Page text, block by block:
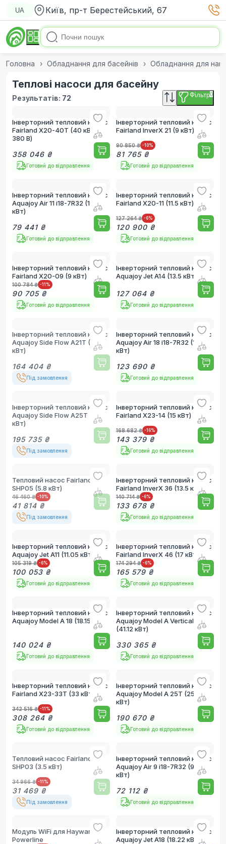
UA Київ, пр-т Берестейський, 67
Головна Обладнання для басейнів Обладнання для
Теплові насоси для басейну
Результатів: 72 Фільтр0
Інверторний тепловий насос
Fairland X20-40T (40 кВт,
380 В)
358 046 ₴
Готовий до відправлення
Інверторний тепловий насос
Fairland InverX 21 (9 кВт)
90 850 ₴ -10%
81 765 ₴
Готовий до відправлення
Інверторний тепловий насос
Aquajoy Air 11 i18-7R32 (11.18
кВт)
79 441 ₴
Готовий до відправлення
Інверторний тепловий насос
Fairland X20-11 (11.5 кВт)
127 264 ₴ -6%
120 900 ₴
Готовий до відправлення
Інверторний тепловий насос
Fairland X20-09 (9 кВт)
100 784 ₴ -11 %
90 705 ₴
Готовий до відправлення
Інверторний тепловий насос
Aquajoy Jet A14 (13.5 кВт)
127 064 ₴
Готовий до відправлення
Інверторний тепловий насос
Aquajoy Side Flow A21T (21.32
кВт)
164 404 ₴
Під замовлення
Інверторний тепловий насос
Aquajoy Air 18 i18-7R32 (18.02
кВт)
123 690 ₴
Готовий до відправлення
Інверторний тепловий насос
Aquajoy Side Flow A25T (25.4
кВт)
195 735 ₴
Під замовлення
Інверторний тепловий насос
Fairland X23-14 (15 кВт)
168 682 ₴ -16%
143 379 ₴
Готовий до відправлення
Тепловий насос Fairland
SHP05 (5.8 кВт)
46 460 ₴ -10%
41 814 ₴
Під замовлення
Інверторний тепловий насос
Fairland InverX 36 (13.5 кВт)
140 714 ₴ -6%
133 678 ₴
Готовий до відправлення
Інверторний тепловий насос
Aquajoy Jet A11 (11.05 кВт)
105 319 ₴ -6%
100 053 ₴
Готовий до відправлення
Інверторний тепловий насос
Fairland InverX 46 (17 кВт)
174 294 ₴ -6%
165 579 ₴
Готовий до відправлення
Інверторний тепловий насос
Aquajoy Model A 18 (18.15 кВт)
140 024 ₴
Готовий до відправлення
Інверторний тепловий насос
Aquajoy Model A Vertical 41T
(41.12 кВт)
330 365 ₴
Готовий до відправлення
Інверторний тепловий насос
Fairland X23-33T (33 кВт)
342 516 ₴ -11 %
308 264 ₴
Готовий до відправлення
Інверторний тепловий насос
Aquajoy Model A 25T (25.37
кВт)
190 670 ₴
Готовий до відправлення
Тепловий насос Fairland
SHP03 (3.5 кВт)
34 966 ₴ -11 %
31 469 ₴
Під замовлення
Інверторний тепловий насос
Aquajoy Air 9 i18-7R32 (9.02
кВт)
72 112 ₴
Готовий до відправлення
Модуль WiFi для Hayward
Powerline
Інверторний тепловий насос
Aquajoy Jet A18 (18.22 кВт)